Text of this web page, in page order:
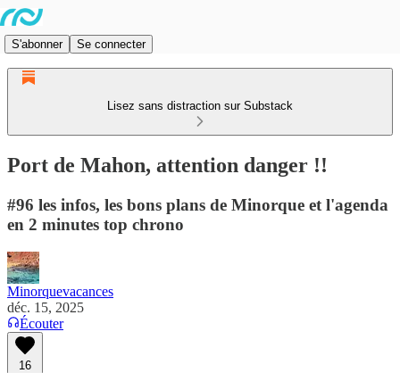
S'abonner Se connecter
Lisez sans distraction sur Substack
Port de Mahon, attention danger !!
#96 les infos, les bons plans de Minorque et l'agenda
en 2 minutes top chrono
Minorquevacances
déc. 15, 2025
Écouter
16